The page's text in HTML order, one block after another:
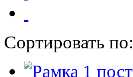
Сортировать по: